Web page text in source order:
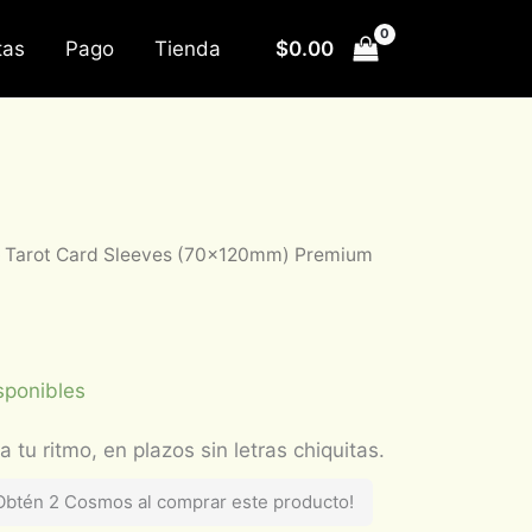
Pago Tienda $0.00
Card Sleeves (70x120mm) Premium
2 Cosmos al comprar este producto!